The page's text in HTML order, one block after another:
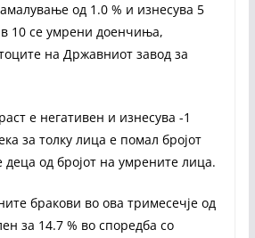
од 1.0 % и изнесува 5
10 се умрени доенчиња,
на Државниот завод за
е негативен и изнесува -1
за толку лица е помал бројот
од бројот на умрените лица.
бракови во ова тримесечје од
за 14.7 % во споредба со